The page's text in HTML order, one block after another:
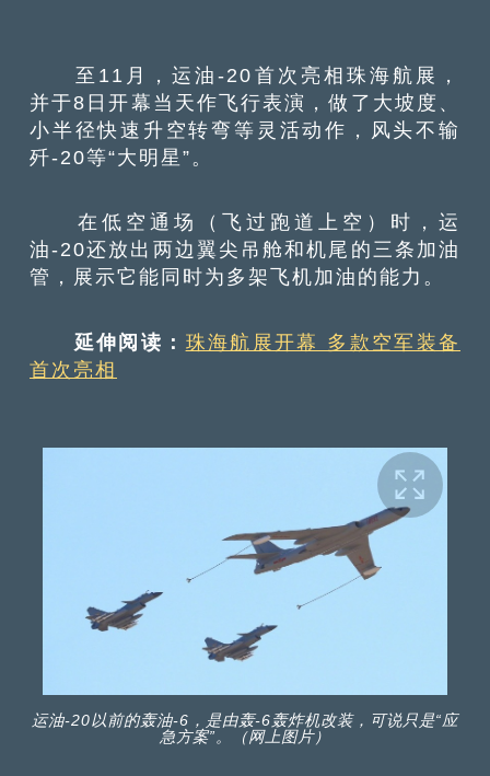
至11月，运油-20首次亮相珠海航展，
并于8日开幕当天作飞行表演，做了大坡度、
小半径快速升空转弯等灵活动作，风头不输
歼-20等“大明星”。
在低空通场（飞过跑道上空）时，运
油-20还放出两边翼尖吊舱和机尾的三条加油
管，展示它能同时为多架飞机加油的能力。
延伸阅读： 珠海航展开幕 多款空军装备
首次亮相
运油-20以前的轰油-6，是由轰-6轰炸机改装，可说只是“应
急方案”。（网上图片）